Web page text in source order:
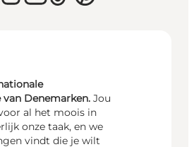
Denemarken. Jou
al het moois in
onze taak, en we
vindt die je wilt